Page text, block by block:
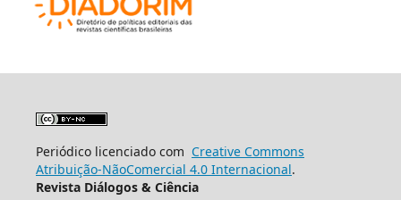
Periódico licenciado com Creative Commons
Atribuição-NãoComercial 4.0 Internacional.
Revista Diálogos & Ciência